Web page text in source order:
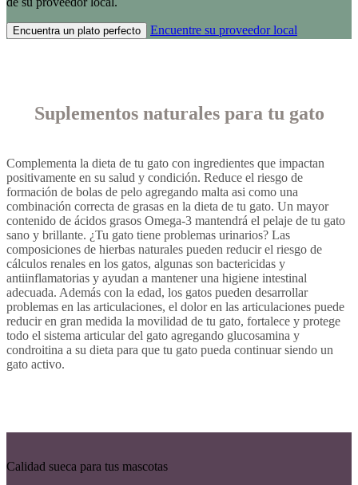
Encuentra un plato perfecto Encuentre su proveedor local
Suplementos naturales para tu gato
Complementa la dieta de tu gato con ingredientes que impactan
positivamente en su salud y condición. Reduce el riesgo de
formación de bolas de pelo agregando malta asi como una
combinación correcta de grasas en la dieta de tu gato. Un mayor
contenido de ácidos grasos Omega-3 mantendrá el pelaje de tu gato
sano y brillante. ¿Tu gato tiene problemas urinarios? Las
composiciones de hierbas naturales pueden reducir el riesgo de
cálculos renales en los gatos, algunas son bactericidas y
antiinflamatorias y ayudan a mantener una higiene intestinal
adecuada. Además con la edad, los gatos pueden desarrollar
problemas en las articulaciones, el dolor en las articulaciones puede
reducir en gran medida la movilidad de tu gato, fortalece y protege
todo el sistema articular del gato agregando glucosamina y
condroitina a su dieta para que tu gato pueda continuar siendo un
gato activo.
Calidad sueca para tus mascotas